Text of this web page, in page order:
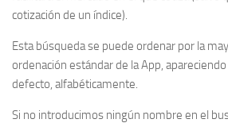
cotización de un índice).
Esta búsqueda se puede ordenar por la
ordenación estándar de la App,
defecto, alfabéticamente.
Si no introducimos ningún nombre en el